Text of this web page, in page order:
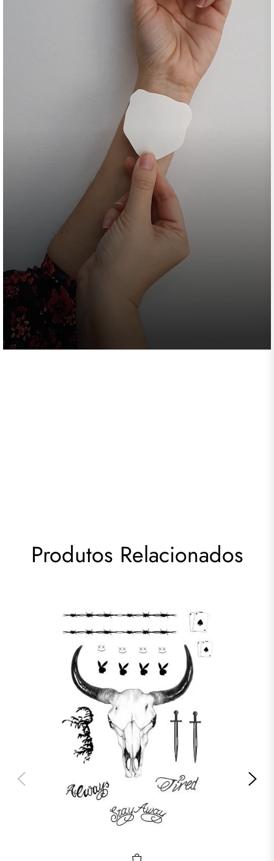
Produtos Relacionados